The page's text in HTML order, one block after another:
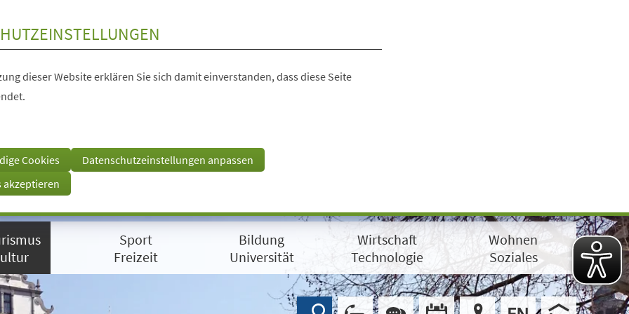
dieser Website erklären Sie sich damit einverstanden, dass diese Seite
Cookies
Datenschutzeinstellungen anpassen
akzeptieren
Sport
Freizeit
Bildung
Universität
Wirtschaft
Technologie
Wohnen
Soziales